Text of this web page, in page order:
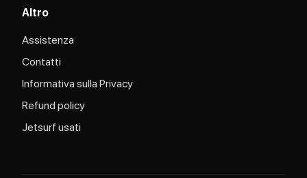
Altro
Assistenza
Contatti
Informativa sulla Privacy
Refund policy
Jetsurf usati